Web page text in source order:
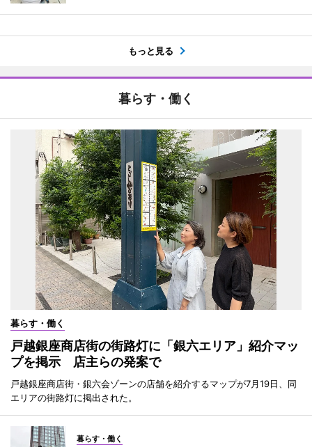
もっと見る
暮らす・働く
暮らす・働く
戸越銀座商店街の街路灯に「銀六エリア」紹介マッ
プを掲示 店主らの発案で
戸越銀座商店街・銀六会ゾーンの店舗を紹介するマップが7月19日、同
エリアの街路灯に掲出された。
暮らす・働く